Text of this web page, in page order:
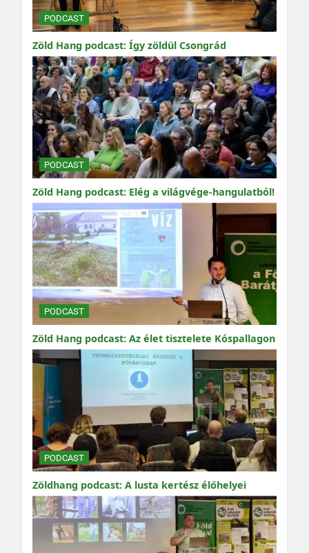
PODCAST
Zöld Hang podcast: Így zöldül Csongrád
PODCAST
Zöld Hang podcast: Elég a világvége-hangulatból!
PODCAST
Zöld Hang podcast: Az élet tisztelete Kóspallagon
PODCAST
Zöldhang podcast: A lusta kertész élőhelyei